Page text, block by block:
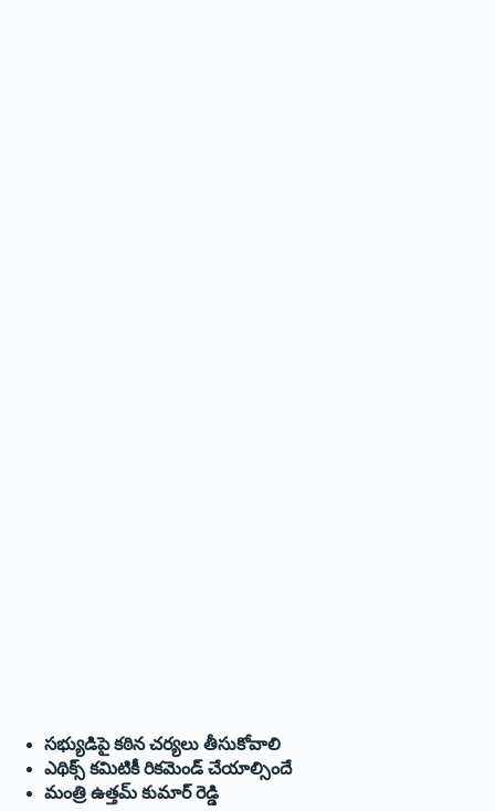
సభ్యుడిపై కఠిన చర్యలు తీసుకోవాలి
ఎథిక్స్ కమిటికీ రికమెండ్ చేయాల్సిందే
మంత్రి ఉత్తమ్ కుమార్ రెడ్డి